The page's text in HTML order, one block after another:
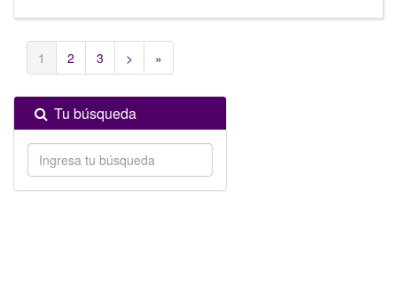
1 2 3 > »
Tu búsqueda